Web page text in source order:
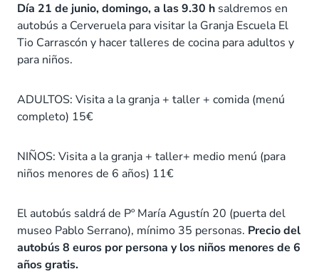
Día 21 de junio, domingo, a las 9.30 h saldremos en
autobús a Cerveruela para visitar la Granja Escuela El
Tio Carrascón y hacer talleres de cocina para adultos y
para niños.
ADULTOS: Visita a la granja + taller + comida (menú
completo) 15€
NIÑOS: Visita a la granja + taller+ medio menú (para
niños menores de 6 años) 11€
El autobús saldrá de Pº María Agustín 20 (puerta del
museo Pablo Serrano), mínimo 35 personas. Precio del
autobús 8 euros por persona y los niños menores de 6
años gratis.